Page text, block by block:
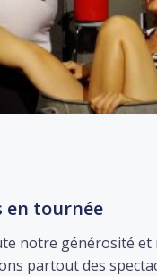
en tournée
notre générosité
partout des